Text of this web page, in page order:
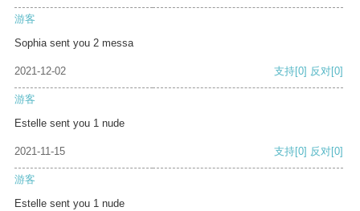
游客
Sophia sent you 2 messa
2021-12-02 支持[0] 反对[0]
游客
Estelle sent you 1 nude
2021-11-15 支持[0] 反对[0]
游客
Estelle sent you 1 nude